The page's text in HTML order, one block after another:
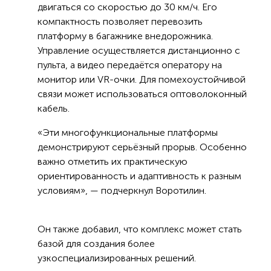
двигаться со скоростью до 30 км/ч. Его
компактность позволяет перевозить
платформу в багажнике внедорожника.
Управление осуществляется дистанционно с
пульта, а видео передаётся оператору на
монитор или VR-очки. Для помехоустойчивой
связи может использоваться оптоволоконный
кабель.
«Эти многофункциональные платформы
демонстрируют серьёзный прорыв. Особенно
важно отметить их практическую
ориентированность и адаптивность к разным
условиям», — подчеркнул Воротилин.
Он также добавил, что комплекс может стать
базой для создания более
узкоспециализированных решений.